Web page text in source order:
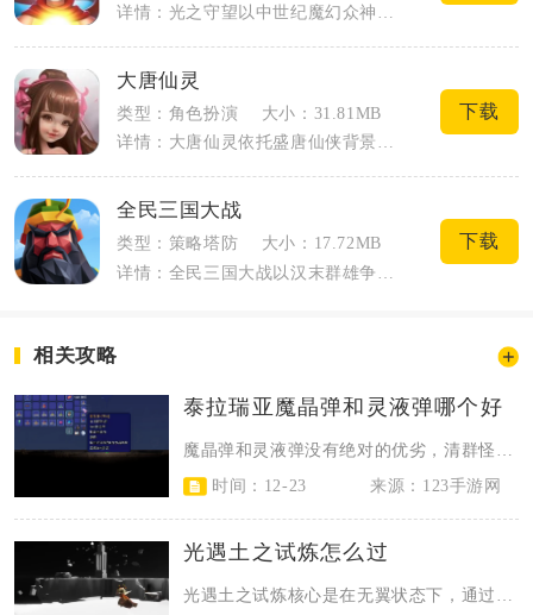
详情：光之守望以中世纪魔幻众神大陆为故事舞台，黑暗魔物席卷各地，玩家化身冒险者集结...
大唐仙灵
类型：角色扮演
大小：31.81MB
详情：大唐仙灵依托盛唐仙侠背景搭建修仙大世界，玩家以修行者身份游历大唐疆域，收服各...
下载
全民三国大战
类型：策略塔防
大小：17.72MB
下载
相关攻略
泰拉瑞亚魔晶弹和灵液弹哪个好
时间：12-23
来源：123手游网
光遇土之试炼怎么过